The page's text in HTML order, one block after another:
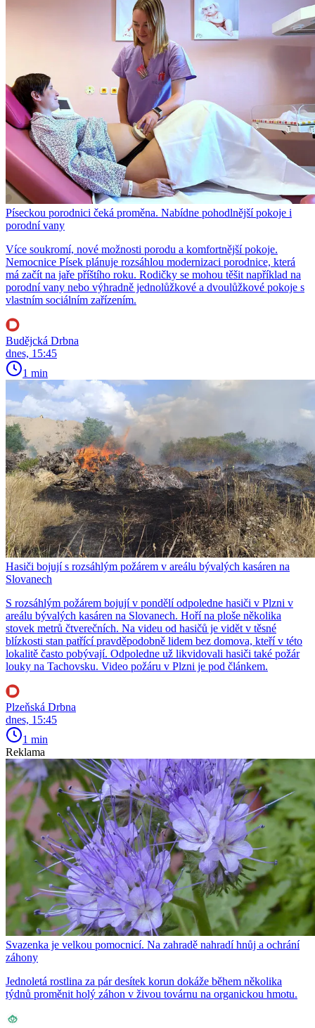
Píseckou porodnici čeká proměna. Nabídne pohodlnější pokoje i
porodní vany
Více soukromí, nové možnosti porodu a komfortnější pokoje.
Nemocnice Písek plánuje rozsáhlou modernizaci porodnice, která
má začít na jaře příštího roku. Rodičky se mohou těšit například na
porodní vany nebo výhradně jednolůžkové a dvoulůžkové pokoje s
vlastním sociálním zařízením.
Budějcká Drbna
dnes, 15:45
1 min
Hasiči bojují s rozsáhlým požárem v areálu bývalých kasáren na
Slovanech
S rozsáhlým požárem bojují v pondělí odpoledne hasiči v Plzni v
areálu bývalých kasáren na Slovanech. Hoří na ploše několika
stovek metrů čtverečních. Na videu od hasičů je vidět v těsné
blízkosti stan patřící pravděpodobně lidem bez domova, kteří v této
lokalitě často pobývají. Odpoledne už likvidovali hasiči také požár
louky na Tachovsku. Video požáru v Plzni je pod článkem.
Plzeňská Drbna
dnes, 15:45
1 min
Reklama
Svazenka je velkou pomocnicí. Na zahradě nahradí hnůj a ochrání
záhony
Jednoletá rostlina za pár desítek korun dokáže během několika
týdnů proměnit holý záhon v živou továrnu na organickou hmotu.